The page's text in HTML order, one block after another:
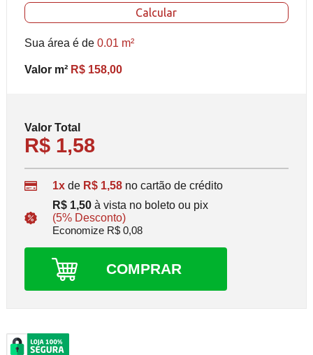
Calcular
Sua área é de 0.01 m²
Valor m² R$ 158,00
Valor Total
R$ 1,58
1xde R$ 1,58 no cartão de crédito
R$ 1,50 à vista no boleto ou pix
(5% Desconto)
Economize R$ 0,08
COMPRAR